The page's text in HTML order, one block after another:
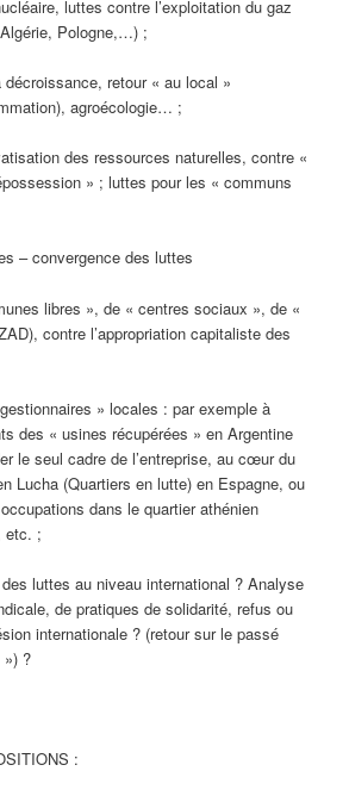
luttes contre l’exploitation du gaz
Pologne,…) ;
retour « au local »
agroécologie… ;
des ressources naturelles, contre «
» ; luttes pour les « communs
– convergence des luttes
libres », de « centres sociaux », de «
contre l’appropriation capitaliste des
» locales : par exemple à
des « usines récupérées » en Argentine
le seul cadre de l’entreprise, au cœur du
Lucha (Quartiers en lutte) en Espagne, ou
dans le quartier athénien
etc. ;
luttes au niveau international ? Analyse
de pratiques de solidarité, refus ou
internationale ? (retour sur le passé
») ?
: